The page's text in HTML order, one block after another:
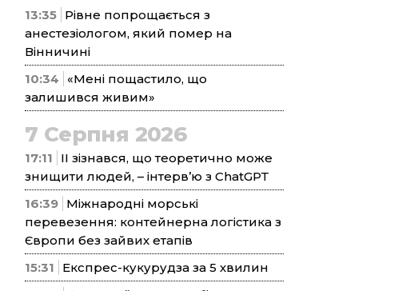
13:35 Рівне попрощається з
анестезіологом, який помер на
Вінничині
10:34
«Мені пощастило, що
залишився живим»
7 Серпня 2026
17:11
ІІ зізнався, що теоретично може
знищити людей, – інтерв’ю з ChatGPT
16:39 Міжнародні морські
перевезення: контейнерна логістика з
Європи без зайвих етапів
15:31
Експрес-кукурудза за 5 хвилин